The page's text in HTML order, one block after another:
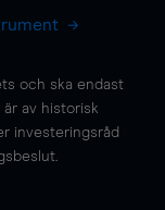
och ska endast
av historisk
investeringsråd